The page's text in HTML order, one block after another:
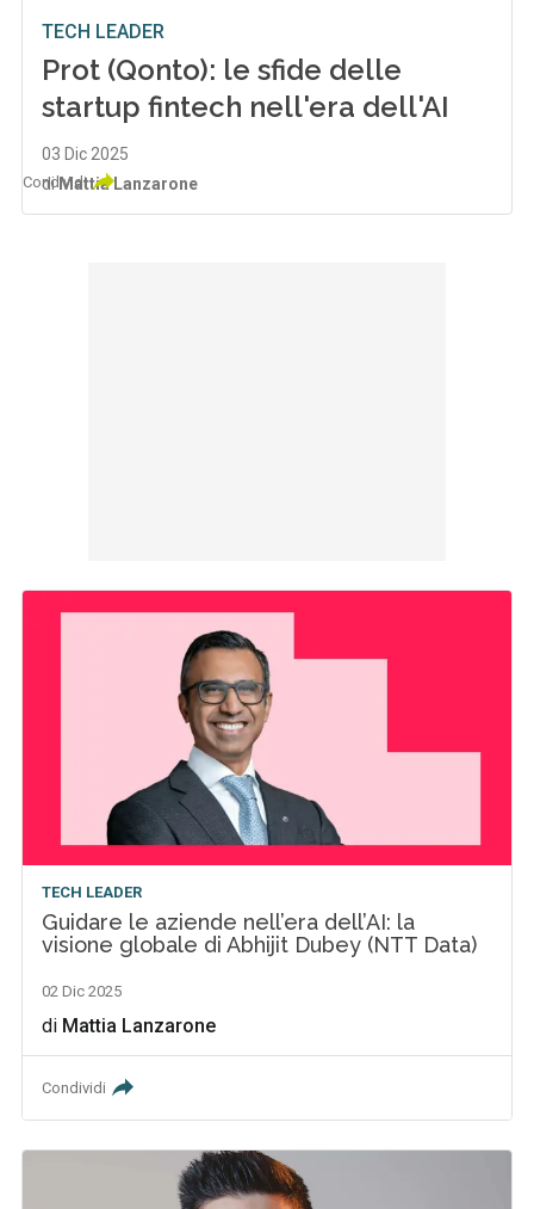
TECH LEADER
Prot (Qonto): le sfide delle
startup fintech nell'era dell'AI
03 Dic 2025
diMattia Lanzarone
Condividi
TECH LEADER
Guidare le aziende nell’era dell’AI: la
visione globale di Abhijit Dubey (NTT Data)
02 Dic 2025
di Mattia Lanzarone
Condividi